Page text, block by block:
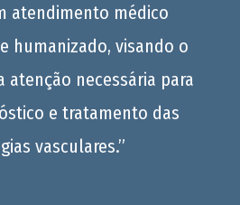
atendimento médico
humanizado, visando o
atenção necessária para
e tratamento das
vasculares.”